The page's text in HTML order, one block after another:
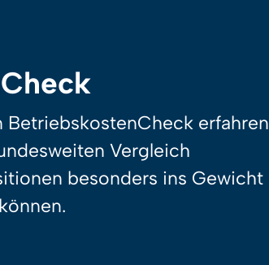
erfahren
Vergleich
besonders ins Gewicht